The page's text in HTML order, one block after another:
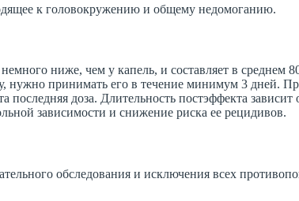
к головокружению и общему недомоганию.
ниже, чем у капель, и составляет в среднем
принимать его в течение минимум 3 дней.
последняя доза. Длительность постэффекта
зависимости и снижение риска ее рецидивов.
обследования и исключения всех